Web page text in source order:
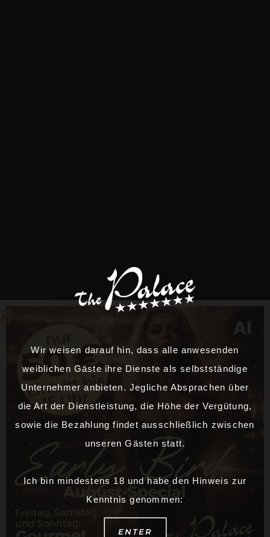
Wir weisen darauf hin, dass alle anwesenden
weiblichen Gäste ihre Dienste als selbstständige
Unternehmer anbieten. Jegliche Absprachen über
die Art der Dienstleistung, die Höhe der Vergütung,
sowie die Bezahlung findet ausschließlich zwischen
unseren Gästen statt.
Ich bin mindestens 18 und habe den Hinweis zur
Kenntnis genommen:
ENTER